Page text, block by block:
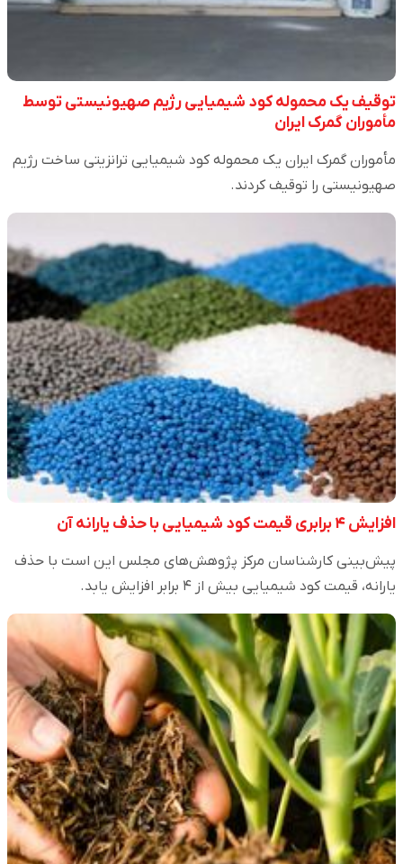
توقیف یک محموله کود شیمیایی رژیم صهیونیستی توسط
مأموران گمرک ایران
مأموران گمرک ایران یک محموله کود شیمیایی ترانزیتی ساخت رژیم
صهیونیستی را توقیف کردند.
افزایش ۴ برابری قیمت کود شیمیایی با حذف یارانه آن
پیش‌بینی کارشناسان مرکز پژوهش‌های مجلس این است با حذف
یارانه، قیمت کود شیمیایی بیش از ۴ برابر افزایش یابد.